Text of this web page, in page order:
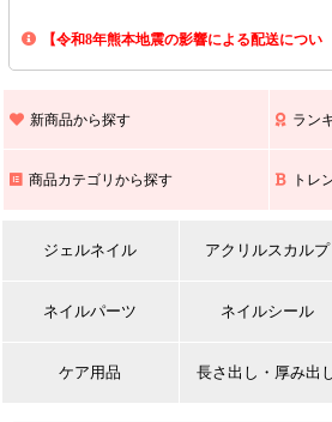
8/13(木)～8/16(日)の間｢出荷業務・お問い合わ
上記期間中のご注文・お問い合わせは8/17(月
【令和8年熊本地震の影響による配送につい
また､ 九州全域でお荷物のお届けに遅延が生
新商品から探す ラン
商品カテゴリから探す トレ
ジェルネイル アクリルスカルプ
ネイルパーツ ネイルシール
ケア用品 長さ出し・厚み出